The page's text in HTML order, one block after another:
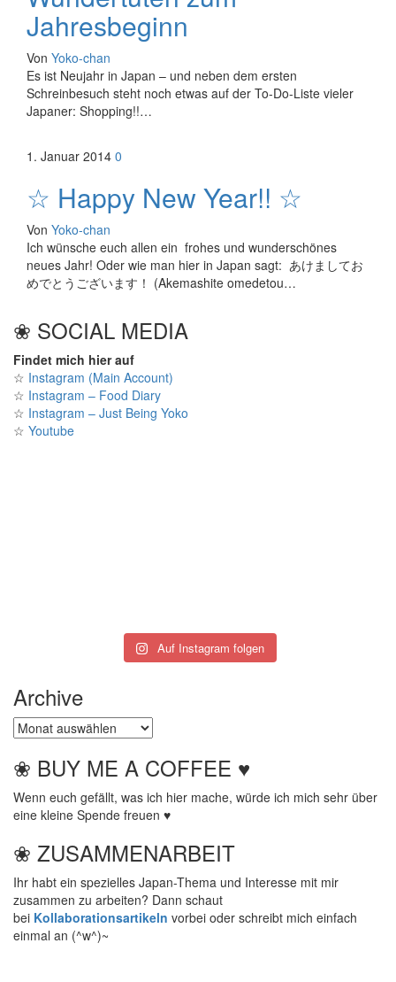
Jahresbeginn
Von Yoko-chan
Es ist Neujahr in Japan – und neben dem ersten
Schreinbesuch steht noch etwas auf der To-Do-Liste vieler
Japaner: Shopping!!…
1. Januar 2014 0
☆ Happy New Year!! ☆
Von Yoko-chan
Ich wünsche euch allen ein frohes und wunderschönes
neues Jahr! Oder wie man hier in Japan sagt: あけましてお
めでとうございます！ (Akemashite omedetou…
❀ SOCIAL MEDIA
Findet mich hier auf
☆ Instagram (Main Account)
☆ Instagram – Food Diary
☆ Instagram – Just Being Yoko
☆ Youtube
Auf Instagram folgen
Archive
Archive
❀ BUY ME A COFFEE ♥
Wenn euch gefällt, was ich hier mache, würde ich mich sehr über
eine kleine Spende freuen ♥
❀ ZUSAMMENARBEIT
Ihr habt ein spezielles Japan-Thema und Interesse mit mir
zusammen zu arbeiten? Dann schaut
bei Kollaborationsartikeln vorbei oder schreibt mich einfach
einmal an (^w^)~